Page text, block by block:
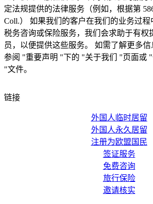
定法规提供的法律服务（例如，根据第
Coll.） 如果我们的客户在我们的业务过程
税务咨询或保险服务，我们会求助于有权
员，以便提供这些服务。 如需了解更多
参阅 "重要声明 "下的 "关于我们 "页面或
"文件。
链接
外国人临时居留
外国人永久居留
注册为欧盟国民
签证服务
免费咨询
旅行保险
邀请核实